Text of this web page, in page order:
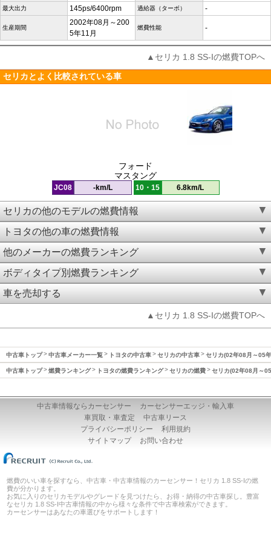
最大出力 145ps/6400rpm 過給器（ターボ） -
生産期間
2002年08月～200
5年11月
燃費性能 -
▲セリカ 1.8 SS-Iの燃費TOPへ
セリカとよく比較されている車
フォード
マスタング
JC08 -km/L 10・15 6.8km/L
セリカの他のモデルの燃費情報
トヨタの他の車の燃費情報
他のメーカーの燃費ランキング
ボディタイプ別燃費ランキング
車を売却する
▲セリカ 1.8 SS-Iの燃費TOPへ
中古車トップ 中古車メーカー一覧 トヨタの中古車 セリカの中古車 セリカ(02年08月～05
中古車トップ 燃費ランキング トヨタの燃費ランキング セリカの燃費 セリカ(02年08月～
中古車情報ならカーセンサー
カーセンサーエッジ・輸入車
車買取・車査定
中古車リース
プライバシーポリシー
利用規約
サイトマップ
お問い合わせ
燃費のいい車を探すなら、中古車・中古車情報のカーセンサー！セリカ 1.8 SS-Iの燃
費が分かります。
お気に入りのセリカモデルやグレードを見つけたら、お得・納得の中古車探し。豊富
なセリカ 1.8 SS-I中古車情報の中から様々な条件で中古車検索ができます。
カーセンサーはあなたの車選びをサポートします！